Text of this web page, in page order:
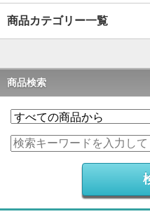
商品カテゴリー一覧
商品検索